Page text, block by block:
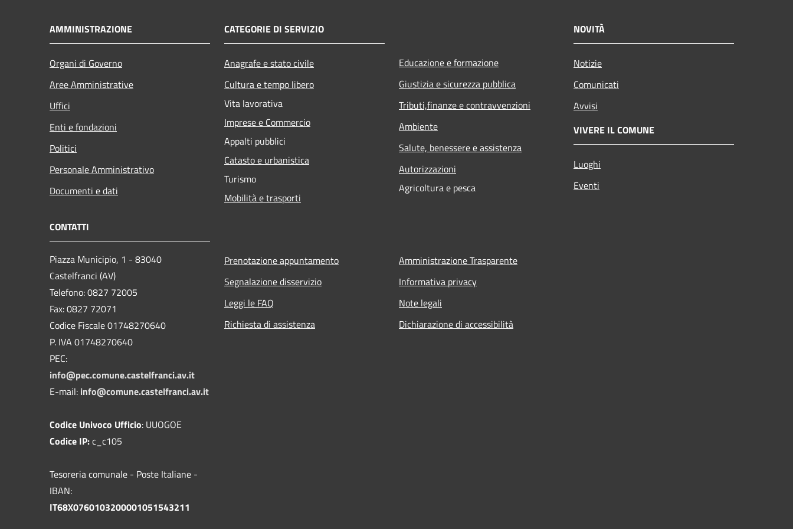
AMMINISTRAZIONE
Organi di Governo
Aree Amministrative
Uffici
Enti e fondazioni
Politici
Personale Amministrativo
Documenti e dati
CATEGORIE DI SERVIZIO
Anagrafe e stato civile
Cultura e tempo libero
Vita lavorativa
Imprese e Commercio
Appalti pubblici
Catasto e urbanistica
Turismo
Mobilità e trasporti
Educazione e formazione
Giustizia e sicurezza pubblica
Tributi,finanze e contravvenzioni
Ambiente
Salute, benessere e assistenza
Autorizzazioni
Agricoltura e pesca
NOVITÀ
Notizie
Comunicati
Avvisi
VIVERE IL COMUNE
Luoghi
Eventi
CONTATTI
Piazza Municipio, 1 - 83040
Castelfranci (AV)
Telefono: 0827 72005
Fax: 0827 72071
Codice Fiscale 01748270640
P. IVA 01748270640
PEC:
info@pec.comune.castelfranci.av.it
E-mail: info@comune.castelfranci.av.it
Codice Univoco Ufficio: UUOGOE
Codice IP:c_c105
Tesoreria comunale - Poste Italiane -
IBAN:
IT68X0760103200001051543211
Prenotazione appuntamento
Segnalazione disservizio
Leggi le FAQ
Richiesta di assistenza
Amministrazione Trasparente
Informativa privacy
Note legali
Dichiarazione di accessibilità